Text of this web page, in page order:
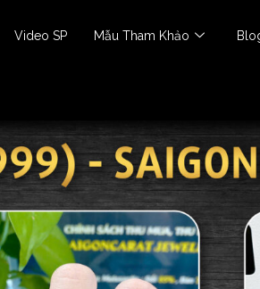
Video SP Mẫu Tham Khảo